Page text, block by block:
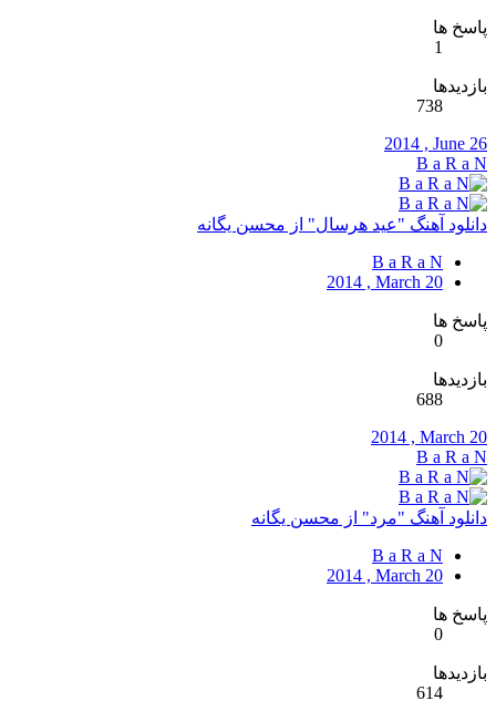
پاسخ ها
1
بازدیدها
738
2014 , June 26
B a R a N
دانلود آهنگ "عید هرسال" از محسن یگانه
B a R a N
2014 , March 20
پاسخ ها
0
بازدیدها
688
2014 , March 20
B a R a N
دانلود آهنگ "مرد" از محسن یگانه
B a R a N
2014 , March 20
پاسخ ها
0
بازدیدها
614